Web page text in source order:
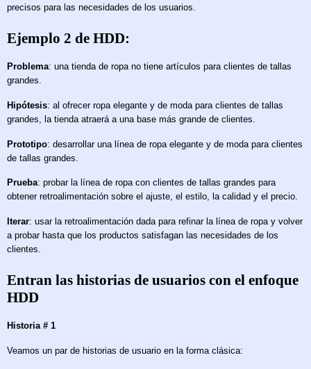
precisos para las necesidades de los usuarios.
Ejemplo 2 de HDD:
Problema: una tienda de ropa no tiene artículos para clientes de tallas
grandes.
Hipótesis: al ofrecer ropa elegante y de moda para clientes de tallas
grandes, la tienda atraerá a una base más grande de clientes.
Prototipo: desarrollar una línea de ropa elegante y de moda para clientes
de tallas grandes.
Prueba: probar la línea de ropa con clientes de tallas grandes para
obtener retroalimentación sobre el ajuste, el estilo, la calidad y el precio.
Iterar: usar la retroalimentación dada para refinar la línea de ropa y volver
a probar hasta que los productos satisfagan las necesidades de los
clientes.
Entran las historias de usuarios con el enfoque
HDD
Historia # 1
Veamos un par de historias de usuario en la forma clásica: